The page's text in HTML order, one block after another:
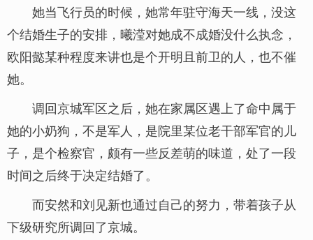
她当飞行员的时候，她常年驻守海天一线，没这
个结婚生子的安排，曦滢对她成不成婚没什么执念，
欧阳懿某种程度来讲也是个开明且前卫的人，也不催
她。
调回京城军区之后，她在家属区遇上了命中属于
她的小奶狗，不是军人，是院里某位老干部军官的儿
子，是个检察官，颇有一些反差萌的味道，处了一段
时间之后终于决定结婚了。
而安然和刘见新也通过自己的努力，带着孩子从
下级研究所调回了京城。